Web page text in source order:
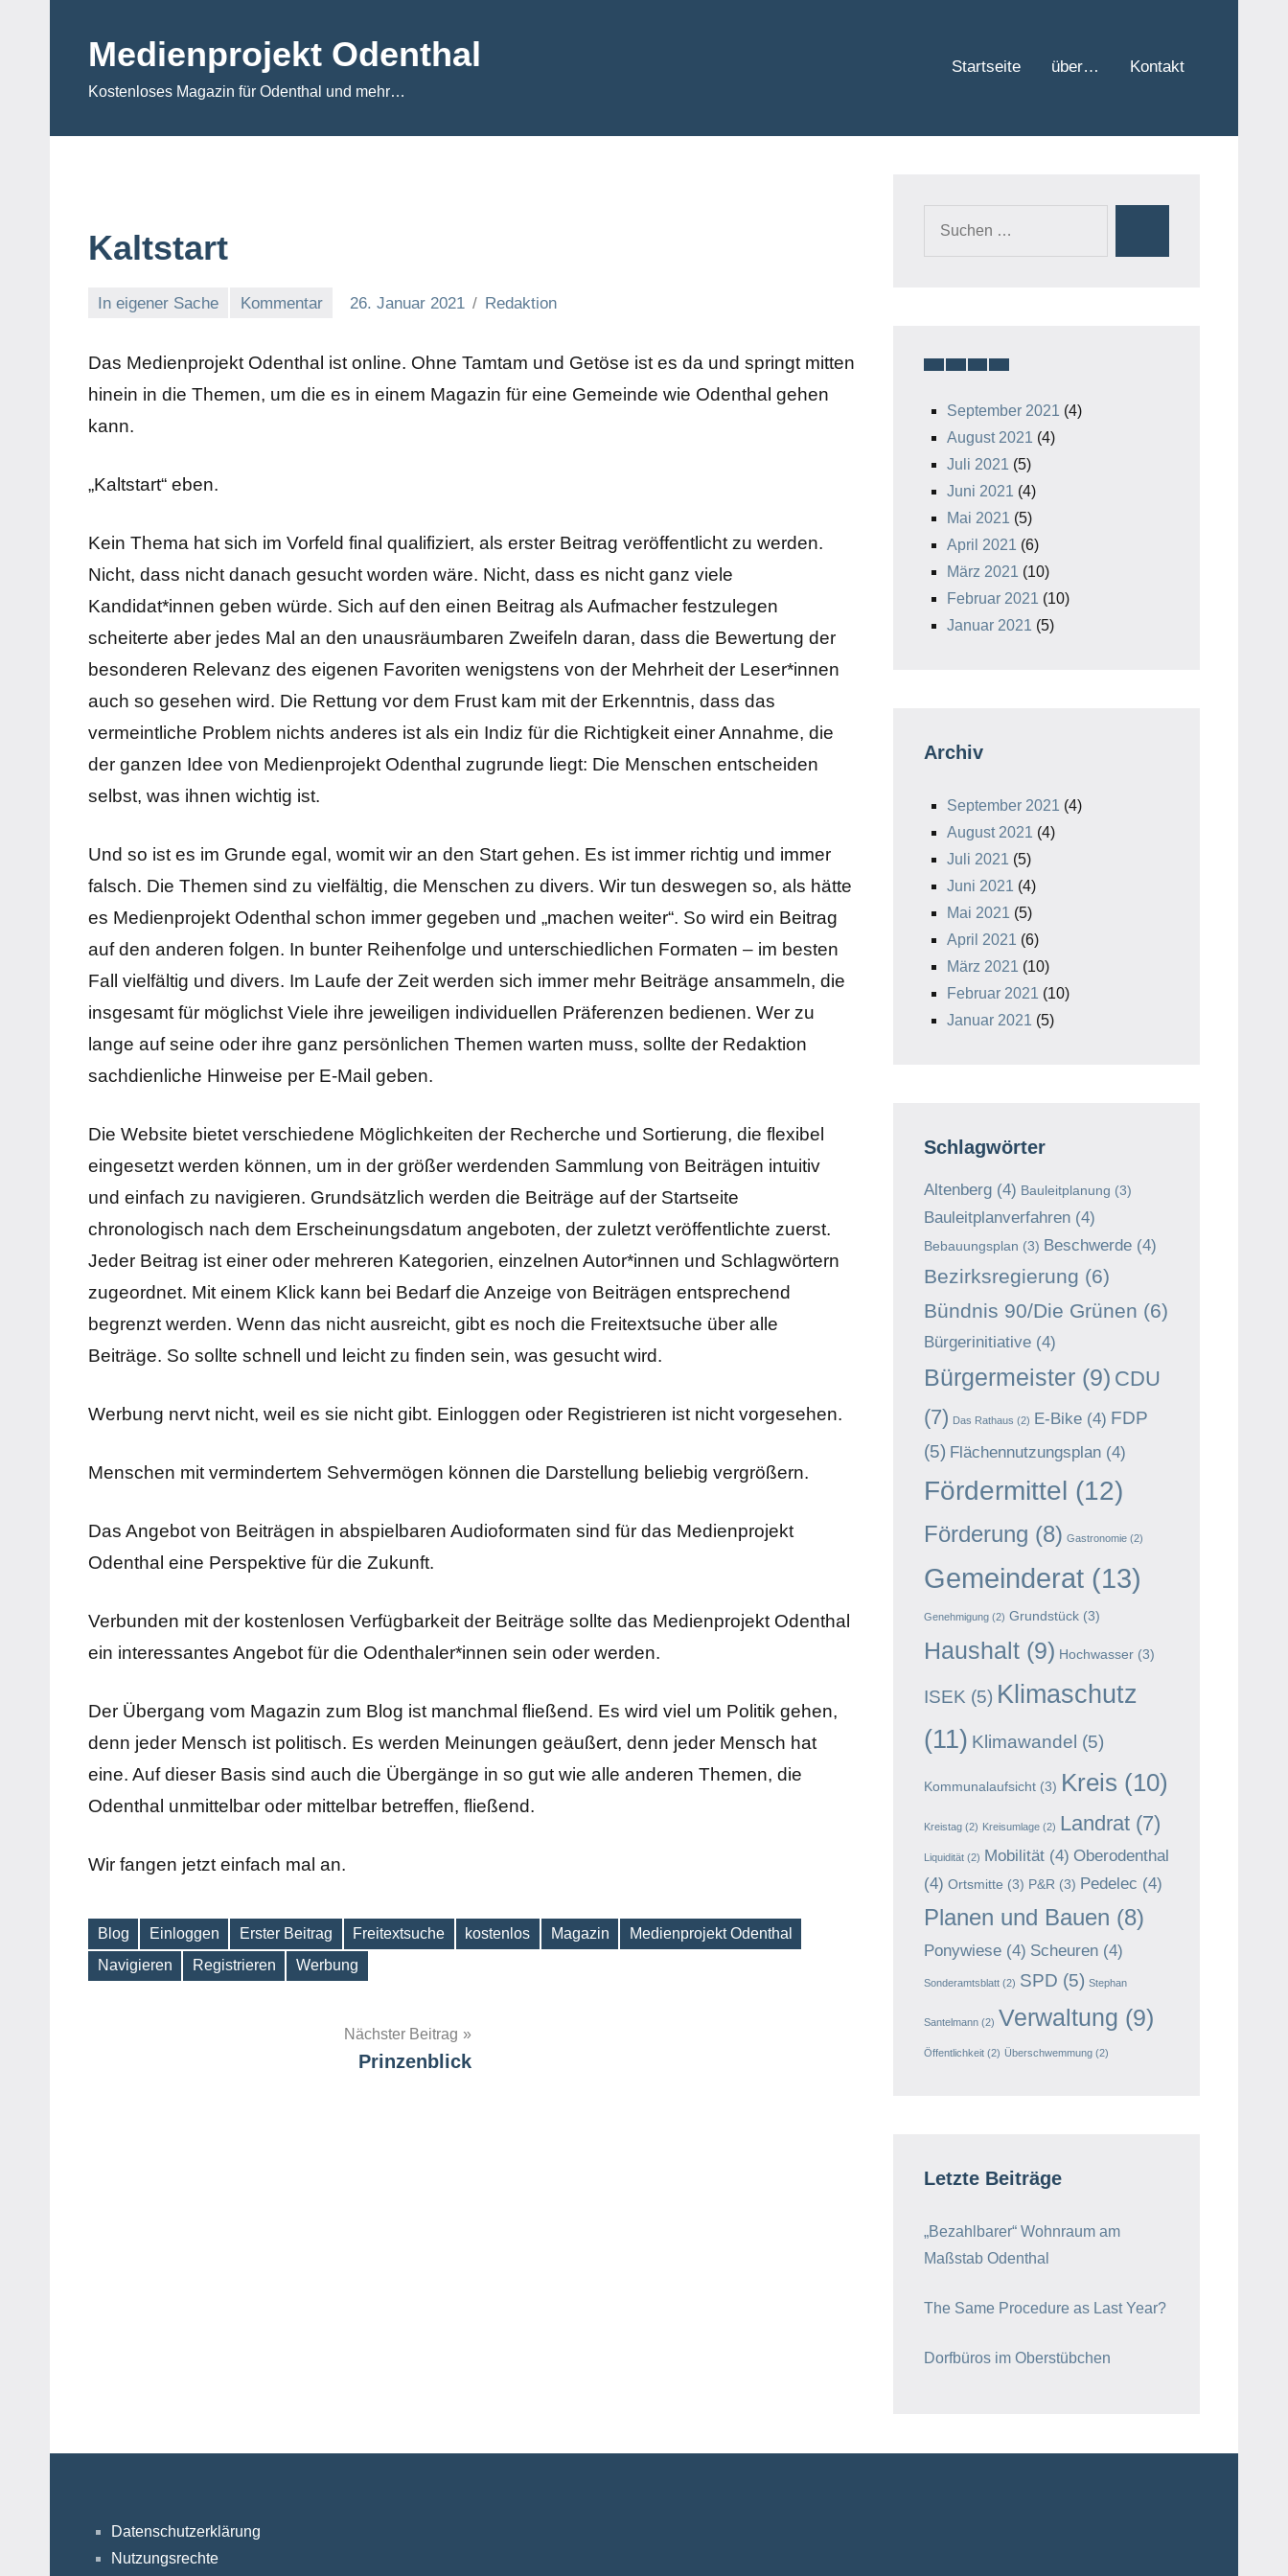
springenMedienprojekt Odenthal
Kostenloses Magazin für Odenthal und mehr…
Startseite über… Kontakt
Kaltstart
In eigener Sache Kommentar 26. Januar 2021 Redaktion
Das Medienprojekt Odenthal ist online. Ohne Tamtam und Getöse ist es da und springt mitten
hinein in die Themen, um die es in einem Magazin für eine Gemeinde wie Odenthal gehen
kann.
„Kaltstart“ eben.
Kein Thema hat sich im Vorfeld final qualifiziert, als erster Beitrag veröffentlicht zu werden.
Nicht, dass nicht danach gesucht worden wäre. Nicht, dass es nicht ganz viele
Kandidat*innen geben würde. Sich auf den einen Beitrag als Aufmacher festzulegen
scheiterte aber jedes Mal an den unausräumbaren Zweifeln daran, dass die Bewertung der
besonderen Relevanz des eigenen Favoriten wenigstens von der Mehrheit der Leser*innen
auch so gesehen wird. Die Rettung vor dem Frust kam mit der Erkenntnis, dass das
vermeintliche Problem nichts anderes ist als ein Indiz für die Richtigkeit einer Annahme, die
der ganzen Idee von Medienprojekt Odenthal zugrunde liegt: Die Menschen entscheiden
selbst, was ihnen wichtig ist.
Und so ist es im Grunde egal, womit wir an den Start gehen. Es ist immer richtig und immer
falsch. Die Themen sind zu vielfältig, die Menschen zu divers. Wir tun deswegen so, als hätte
es Medienprojekt Odenthal schon immer gegeben und „machen weiter“. So wird ein Beitrag
auf den anderen folgen. In bunter Reihenfolge und unterschiedlichen Formaten – im besten
Fall vielfältig und divers. Im Laufe der Zeit werden sich immer mehr Beiträge ansammeln, die
insgesamt für möglichst Viele ihre jeweiligen individuellen Präferenzen bedienen. Wer zu
lange auf seine oder ihre ganz persönlichen Themen warten muss, sollte der Redaktion
sachdienliche Hinweise per E-Mail geben.
Die Website bietet verschiedene Möglichkeiten der Recherche und Sortierung, die flexibel
eingesetzt werden können, um in der größer werdenden Sammlung von Beiträgen intuitiv
und einfach zu navigieren. Grundsätzlich werden die Beiträge auf der Startseite
chronologisch nach dem Erscheinungsdatum angeboten, der zuletzt veröffentlichte zuerst.
Jeder Beitrag ist einer oder mehreren Kategorien, einzelnen Autor*innen und Schlagwörtern
zugeordnet. Mit einem Klick kann bei Bedarf die Anzeige von Beiträgen entsprechend
begrenzt werden. Wenn das nicht ausreicht, gibt es noch die Freitextsuche über alle
Beiträge. So sollte schnell und leicht zu finden sein, was gesucht wird.
Werbung nervt nicht, weil es sie nicht gibt. Einloggen oder Registrieren ist nicht vorgesehen.
Menschen mit vermindertem Sehvermögen können die Darstellung beliebig vergrößern.
Das Angebot von Beiträgen in abspielbaren Audioformaten sind für das Medienprojekt
Odenthal eine Perspektive für die Zukunft.
Verbunden mit der kostenlosen Verfügbarkeit der Beiträge sollte das Medienprojekt Odenthal
ein interessantes Angebot für die Odenthaler*innen sein oder werden.
Der Übergang vom Magazin zum Blog ist manchmal fließend. Es wird viel um Politik gehen,
denn jeder Mensch ist politisch. Es werden Meinungen geäußert, denn jeder Mensch hat
eine. Auf dieser Basis sind auch die Übergänge in so gut wie alle anderen Themen, die
Odenthal unmittelbar oder mittelbar betreffen, fließend.
Wir fangen jetzt einfach mal an.
Schlagwörter
Blog Einloggen Erster Beitrag Freitextsuche kostenlos Magazin
Medienprojekt Odenthal
Navigieren
Registrieren Werbung
Nächster Beitrag
Prinzenblick
September 2021 (4)
August 2021 (4)
Juli 2021 (5)
Juni 2021 (4)
Mai 2021 (5)
April 2021 (6)
März 2021 (10)
Februar 2021 (10)
Januar 2021 (5)
Archiv
September 2021 (4)
August 2021 (4)
Juli 2021 (5)
Juni 2021 (4)
Mai 2021 (5)
April 2021 (6)
März 2021 (10)
Februar 2021 (10)
Januar 2021 (5)
Schlagwörter
Altenberg (4) Bauleitplanung (3)
Bauleitplanverfahren (4)
Bebauungsplan (3) Beschwerde (4)
Bezirksregierung (6)
Bündnis 90/Die Grünen (6)
Bürgerinitiative (4)
Bürgermeister (9) CDU
(7) Das Rathaus (2) E-Bike (4) FDP
(5) Flächennutzungsplan (4)
Fördermittel (12)
Förderung (8) Gastronomie (2)
Gemeinderat (13)
Genehmigung (2) Grundstück (3)
Haushalt (9) Hochwasser (3)
ISEK (5) Klimaschutz
(11) Klimawandel (5)
Kommunalaufsicht (3) Kreis (10)
Kreistag (2) Kreisumlage (2) Landrat (7)
Liquidität (2) Mobilität (4) Oberodenthal
(4) Ortsmitte (3) P&R (3) Pedelec (4)
Planen und Bauen (8)
Ponywiese (4) Scheuren (4)
Sonderamtsblatt (2) SPD (5) Stephan
Santelmann (2) Verwaltung (9)
Öffentlichkeit (2) Überschwemmung (2)
Letzte Beiträge
„Bezahlbarer“ Wohnraum am
Maßstab Odenthal
The Same Procedure as Last Year?
Dorfbüros im Oberstübchen
Datenschutzerklärung
Nutzungsrechte